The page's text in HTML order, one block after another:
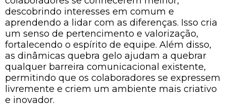
descobrindo interesses em comum e
aprendendo a lidar com as diferenças. Isso cria
um senso de pertencimento e valorização,
fortalecendo o espírito de equipe. Além disso,
as dinâmicas quebra gelo ajudam a quebrar
qualquer barreira comunicacional existente,
permitindo que os colaboradores se expressem
livremente e criem um ambiente mais criativo
e inovador.